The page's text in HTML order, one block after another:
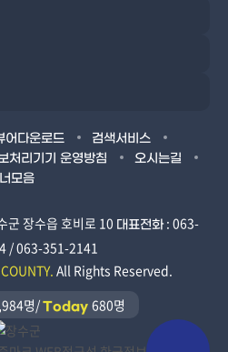
어다운로드
검색서비스
처리기기 운영방침
오시는길
모음
군 장수읍 호비로 10 대표전화: 063-
/ 063-351-2141
All Rights Reserved.
명/Today 680명